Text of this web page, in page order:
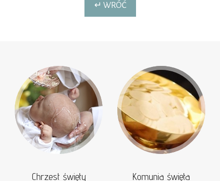
↵ WRÓĆ
Chrzest święty Komunia święta